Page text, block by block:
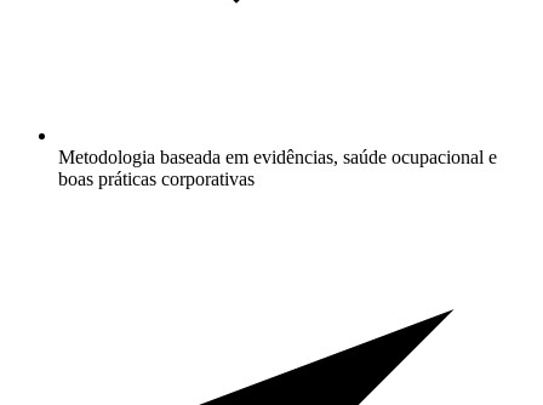
Metodologia baseada em evidências, saúde ocupacional e
boas práticas corporativas